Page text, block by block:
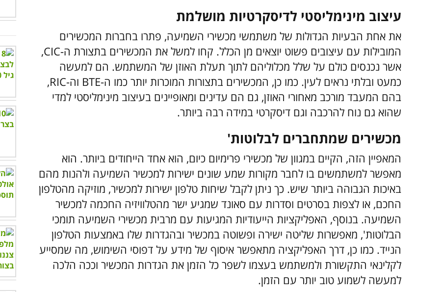
עיצוב מינימליסטי לדיסקרטיות מושלמת
את אחת הבעיות הגדולות של משתמשי מכשירי השמיעה, פתרו בחברות המכשירים
המובילות עם עיצובים פשוט יוצאים מן הכלל. קחו למשל את המכשירים בתצורת ה-CIC,
אשר נכנסים כולם על שלל מכלוליהם לתוך תעלת האוזן של המשתמש. הם למעשה
כמעט ובלתי נראים לעין. כמו כן, המכשירים בתצורות המוכרות יותר כמו ה-BTE וה-RIC,
בהם המעבד מורכב מאחורי האוזן, גם הם עדינים ומאופיינים בעיצוב מינימליסטי למדי
שהוא גם נוח להרכבה וגם דיסקרטי במידה רבה ביותר.
מכשירים שמתחברים לבלוטות'
המאפיין הזה, הקיים במגוון של מכשירי פרימיום כיום, הוא אחד הייחודים ביותר. הוא
מאפשר למשתמשים בו לחבר מקורות שמע שונים ישירות למכשיר השמיעה ולהנות מהם
באיכות הגבוהה ביותר שיש. כך ניתן לקבל שיחות טלפון ישירות למכשיר, מוזיקה מהטלפון
החכם, או לצפות בסרטים וסדרות עם סאונד שמגיע ישר מהטלוויזיה החכמה למכשיר
השמיעה. בנוסף, האפליקציות הייעודיות המגיעות עם מרבית מכשירי השמיעה תומכי
הבלוטות', מאפשרות שליטה ישירה ופשוטה במכשיר ובהגדרות שלו באמצעות הטלפון
הנייד. כמו כן, דרך האפליקציה מתאפשר איסוף של מידע על דפוסי השימוש, מה שמסייע
לקלינאי התקשורת ולמשתמש בעצמו לשפר כל הזמן את הגדרות המכשיר וככה הלכה
למעשה לשמוע טוב יותר עם הזמן.